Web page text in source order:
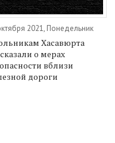
2021, Понедельник
Хасавюрта
о мерах
вблизи
дороги